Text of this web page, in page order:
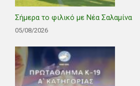
Σήμερα το φιλικό με Νέα Σαλαμίνα
05/08/2026